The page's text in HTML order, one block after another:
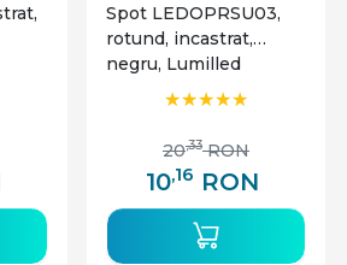
Spot LEDOPRSU03,
rotund, incastrat,
negru, Lumilled
10,16 RON
20,33 RON